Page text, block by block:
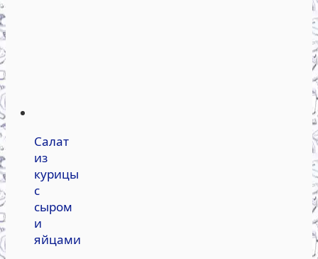
Салат
из
курицы
с
сыром
и
яйцами